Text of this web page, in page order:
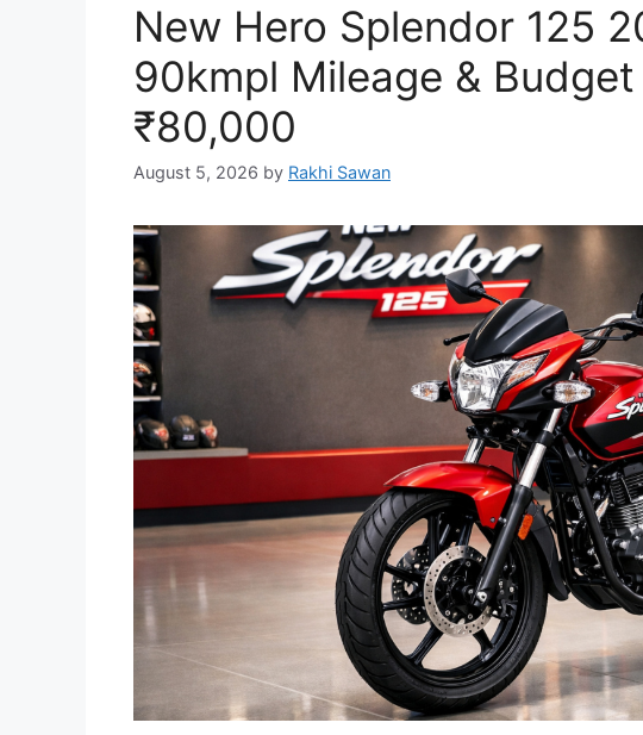
New Hero Splendor 125
90kmpl Mileage &
₹80,000
August 5, 2026 by Rakhi Sawan